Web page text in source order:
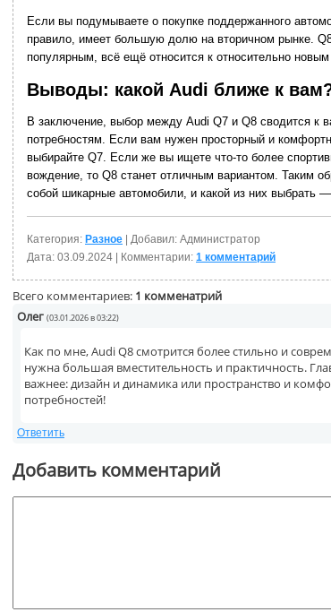
Если вы подумываете о покупке поддержанного
правило, имеет большую долю на вторичном рынке.
популярным, всё ещё относится к относительно
Выводы: какой Audi ближе к
В заключение, выбор между Audi Q7 и Q8 сводится к
потребностям. Если вам нужен просторный и
выбирайте Q7. Если же вы ищете что-то более
вождение, то Q8 станет отличным вариантом. Таким
собой шикарные автомобили, и какой из них выбрать
Категория: Разное | Добавил: Администратор
Дата: 03.09.2024 | Комментарии: 1 комментарий
Всего комментариев: 1 комменатрий
Олег (03.01.2026 в 03:22)
Как по мне, Audi Q8 смотрится более стильно и
нужна большая вместительность и практичность.
важнее: дизайн и динамика или пространство и
потребностей!
Ответить
Добавить комментарий